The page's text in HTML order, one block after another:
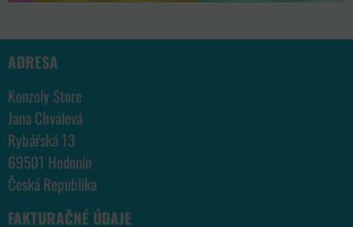
ADRESA
Konzoly Store
Jana Chválová
Rybářská 13
69501 Hodonín
Česká Republika
FAKTURAČNÉ ÚDAJE